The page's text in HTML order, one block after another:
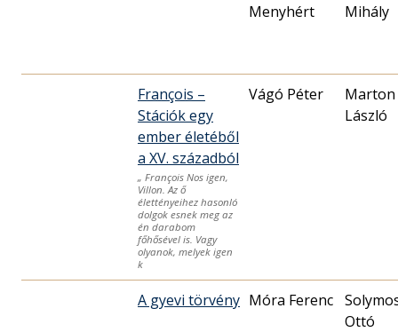
Menyhért
Mihály
François –
Stációk egy
ember életéből
a XV. századból
„ François Nos igen,
Villon. Az ő
élettényeihez hasonló
dolgok esnek meg az
én darabom
főhősével is. Vagy
olyanok, melyek igen
k
Vágó Péter
Marton
László
A gyevi törvény Móra Ferenc
Ottó